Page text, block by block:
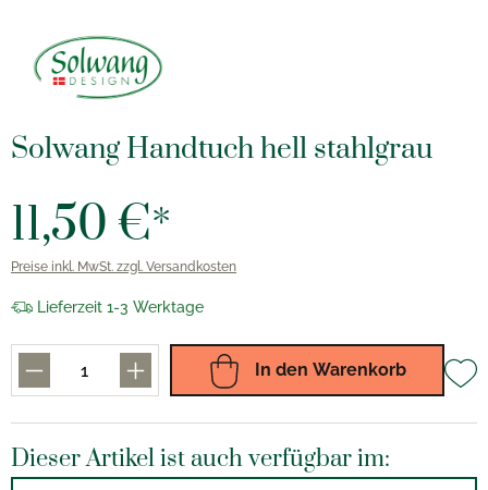
Solwang Handtuch hell stahlgrau
11,50 €*
Preise inkl. MwSt. zzgl. Versandkosten
Lieferzeit 1-3 Werktage
In den Warenkorb
Dieser Artikel ist auch verfügbar im: